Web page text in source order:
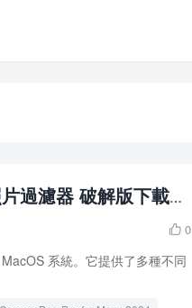
過濾器 破解版下載
 0
系統。它提供了多種不同